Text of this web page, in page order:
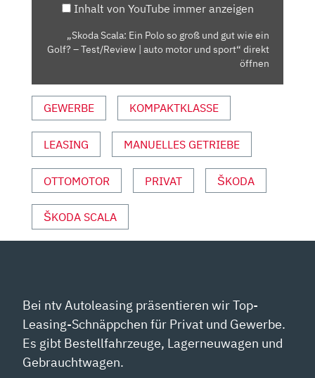
IN G
EST/REVIEW |
UTO M
OTOR U
PORT“ V
ON Y
OUTUBE A
NZEIGEN
Inhalt von YouTube immer anzeigen
„Skoda Scala: Ein Polo so groß und gut wie ein
Golf? – Test/Review | auto motor und sport“ direkt
öffnen
GEWERBE KOMPAKTKLASSE
LEASING MANUELLES GETRIEBE
OTTOMOTOR PRIVAT ŠKODA
ŠKODA SCALA
Bei ntv Autoleasing präsentieren wir Top-
Leasing-Schnäppchen für Privat und Gewerbe.
Es gibt Bestellfahrzeuge, Lagerneuwagen und
Gebrauchtwagen.